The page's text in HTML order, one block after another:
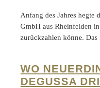
Anfang des Jahres hegte
GmbH aus Rheinfelden
zurückzahlen könne.
WO
DEGUSSA